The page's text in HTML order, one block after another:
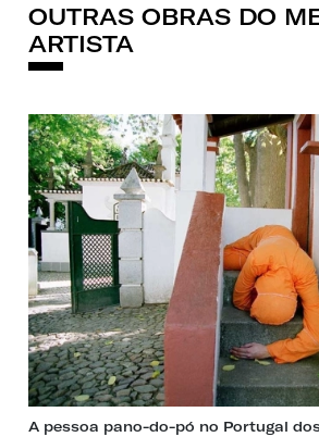
OUTRAS OBRAS DO
ARTISTA
A pessoa pano-do-pó no Portugal